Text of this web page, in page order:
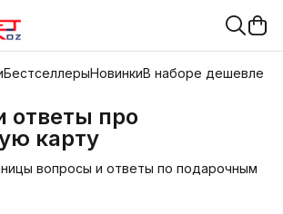
БестселлерыНовинкиВ наборе дешевле
ответы про
карту
вопросы и ответы по подарочным